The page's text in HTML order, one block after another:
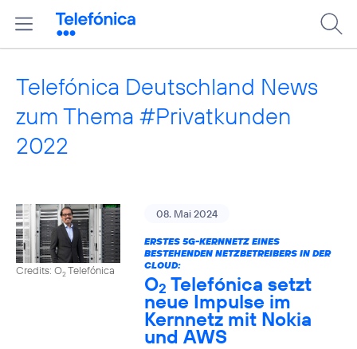
Telefónica Deutschland News
zum Thema #Privatkunden
2022
Credits: O2Telefónica
08. Mai 2024
ERSTES 5G-KERNNETZ EINES
BESTEHENDEN NETZBETREIBERS IN DER
CLOUD:
O2 Telefónica setzt
neue Impulse im
Kernnetz mit Nokia
und AWS